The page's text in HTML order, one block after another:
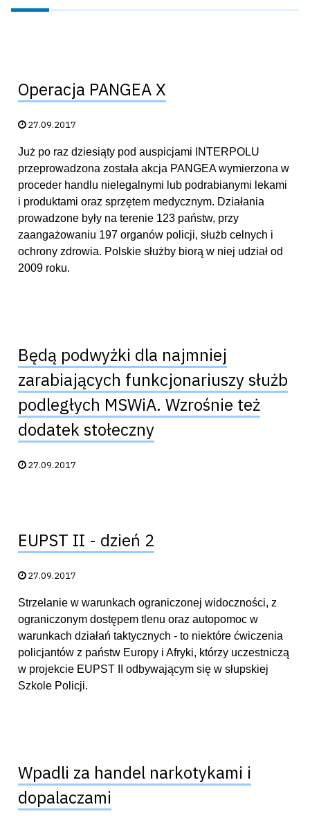
Operacja PANGEA X
Data publikacji:
27.09.2017
Już po raz dziesiąty pod auspicjami INTERPOLU
przeprowadzona została akcja PANGEA wymierzona w
proceder handlu nielegalnymi lub podrabianymi lekami
i produktami oraz sprzętem medycznym. Działania
prowadzone były na terenie 123 państw, przy
zaangażowaniu 197 organów policji, służb celnych i
ochrony zdrowia. Polskie służby biorą w niej udział od
2009 roku.
Będą podwyżki dla najmniej
zarabiających funkcjonariuszy służb
podległych MSWiA. Wzrośnie też
dodatek stołeczny
Data publikacji:
27.09.2017
EUPST II - dzień 2
Data publikacji:
27.09.2017
Strzelanie w warunkach ograniczonej widoczności, z
ograniczonym dostępem tlenu oraz autopomoc w
warunkach działań taktycznych - to niektóre ćwiczenia
policjantów z państw Europy i Afryki, którzy uczestniczą
w projekcie EUPST II odbywającym się w słupskiej
Szkole Policji.
Wpadli za handel narkotykami i
dopalaczami